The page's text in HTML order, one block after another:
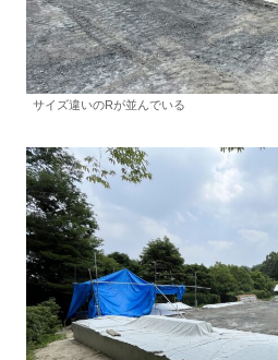
サイズ違いのRが並んでいる